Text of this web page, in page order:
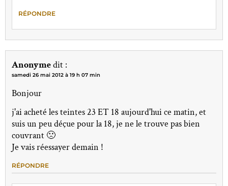
RÉPONDRE
Anonymedit :
samedi 26 mai 2012 à 19 h 07 min
Bonjour
j'ai acheté les teintes 23 ET 18 aujourd'hui ce matin, et
suis un peu déçue pour la 18, je ne le trouve pas bien
couvrant 🙁
Je vais réessayer demain !
RÉPONDRE